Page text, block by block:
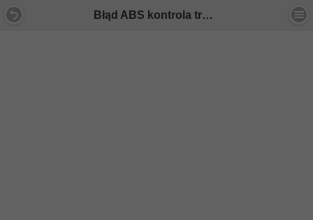
Błąd ABS kontrola trakcji - Forum Mercedes E-Klasa